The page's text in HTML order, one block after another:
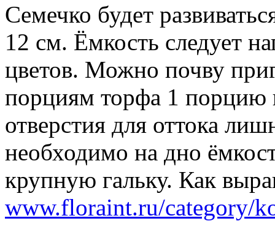
Семечко будет
12 см. Ёмкость следует
цветов. Можно почву
порциям торфа 1 порцию
отверстия для оттока
необходимо на дно
крупную гальку. Как
www.floraint.ru/category/